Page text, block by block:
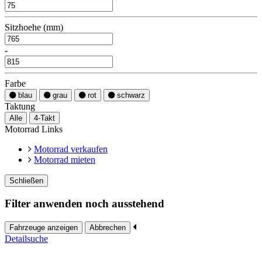
Sitzhoehe (mm)
-
Farbe
blau grau rot schwarz
Taktung
Alle 4-Takt
Motorrad Links
Motorrad verkaufen
Motorrad mieten
Schließen
Filter anwenden noch ausstehend
Fahrzeuge anzeigen Abbrechen
Detailsuche